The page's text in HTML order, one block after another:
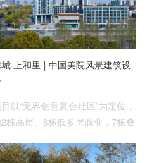
·上和里 | 中国美院风景建筑设
以“无界创意复合社区”为定位，
栋高层、8栋低多层商业，7栋叠
组成。